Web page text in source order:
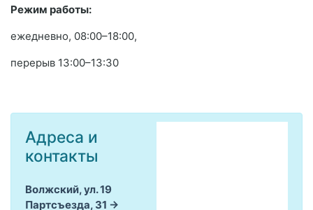
Режим работы:
ежедневно, 08:00–18:00,
перерыв 13:00–13:30
Адреса и
контакты
Волжский, ул. 19
Партсъезда, 31